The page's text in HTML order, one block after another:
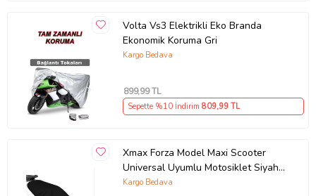
Volta Vs3 Elektrikli Eko Branda
Ekonomik Koruma Gri
Kargo Bedava
899,99 TL
Sepette %10 İndirim 809,99 TL
Xmax Forza Model Maxi Scooter
Universal Uyumlu Motosiklet Siyah
Sele Kılıfı Motor Koltuk Brandası
Kargo Bedava